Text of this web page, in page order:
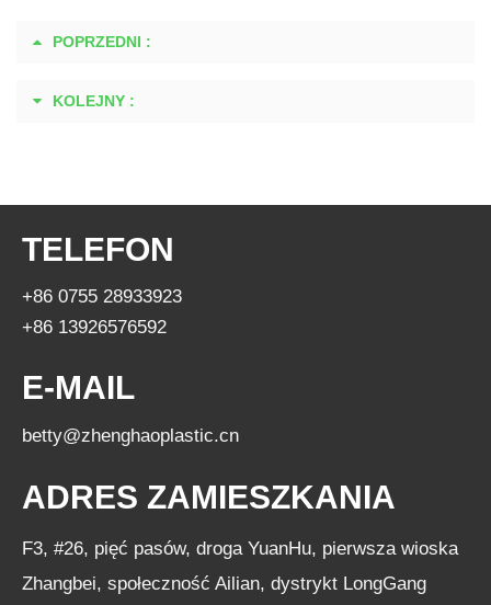
POPRZEDNI :
KOLEJNY :
TELEFON
+86 0755 28933923
+86 13926576592
E-MAIL
betty@zhenghaoplastic.cn
ADRES ZAMIESZKANIA
F3, #26, pięć pasów, droga YuanHu, pierwsza wioska
Zhangbei, społeczność Ailian, dystrykt LongGang